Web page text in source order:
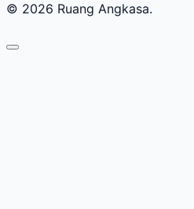
© 2026 Ruang Angkasa.